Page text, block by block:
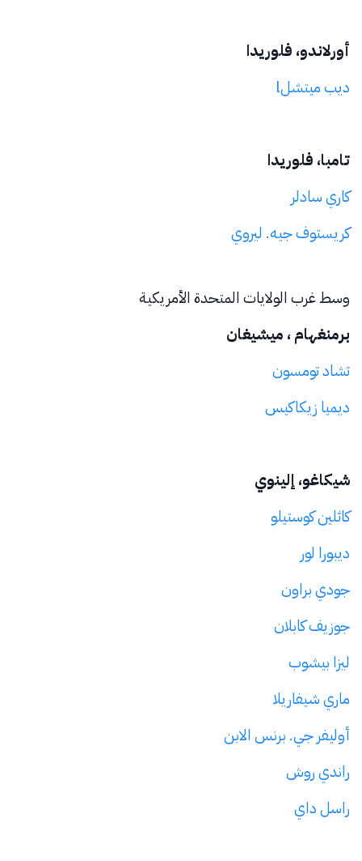
أورلاندو، فلوريدا
ديب ميتشلl
تامبا، فلوريدا
كاري سادلر
كريستوف جيه. ليروي
وسط غرب الولايات المتحدة الأمريكية
برمنغهام ، ميشيغان
تشاد تومسون
ديميا زيكاكيس
شيكاغو، إلينوي
كاثلين كوستيلو
ديبورا لور
جودي براون
جوزيف كابلان
ليزا بيشوب
ماري شيفاريلا
أوليفر جي. برنس الابن
راندي روش
راسل داي